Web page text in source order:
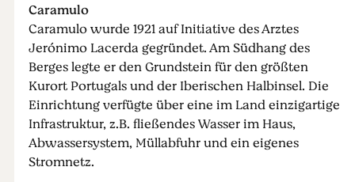
Caramulo
Caramulo wurde 1921 auf Initiative des Arztes
Jerónimo Lacerda gegründet. Am Südhang des
Berges legte er den Grundstein für den größten
Kurort Portugals und der Iberischen Halbinsel. Die
Einrichtung verfügte über eine im Land einzigartige
Infrastruktur, z.B. fließendes Wasser im Haus,
Abwassersystem, Müllabfuhr und ein eigenes
Stromnetz.